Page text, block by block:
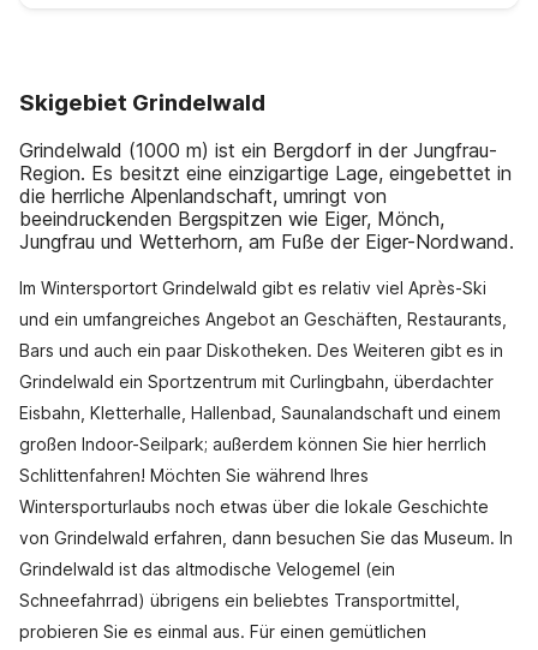
Skigebiet Grindelwald
Grindelwald (1000 m) ist ein Bergdorf in der Jungfrau-
Region. Es besitzt eine einzigartige Lage, eingebettet in
die herrliche Alpenlandschaft, umringt von
beeindruckenden Bergspitzen wie Eiger, Mönch,
Jungfrau und Wetterhorn, am Fuße der Eiger-Nordwand.
Im Wintersportort Grindelwald gibt es relativ viel Après-Ski
und ein umfangreiches Angebot an Geschäften, Restaurants,
Bars und auch ein paar Diskotheken. Des Weiteren gibt es in
Grindelwald ein Sportzentrum mit Curlingbahn, überdachter
Eisbahn, Kletterhalle, Hallenbad, Saunalandschaft und einem
großen Indoor-Seilpark; außerdem können Sie hier herrlich
Schlittenfahren! Möchten Sie während Ihres
Wintersporturlaubs noch etwas über die lokale Geschichte
von Grindelwald erfahren, dann besuchen Sie das Museum. In
Grindelwald ist das altmodische Velogemel (ein
Schneefahrrad) übrigens ein beliebtes Transportmittel,
probieren Sie es einmal aus. Für einen gemütlichen